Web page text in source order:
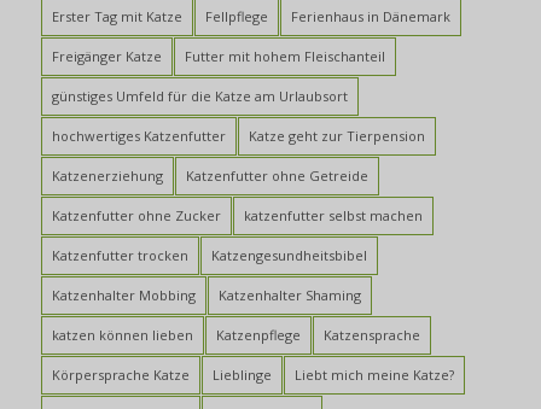
Erster Tag mit Katze Fellpflege Ferienhaus in Dänemark
Freigänger Katze Futter mit hohem Fleischanteil
günstiges Umfeld für die Katze am Urlaubsort
hochwertiges Katzenfutter Katze geht zur Tierpension
Katzenerziehung Katzenfutter ohne Getreide
Katzenfutter ohne Zucker katzenfutter selbst machen
Katzenfutter trocken Katzengesundheitsbibel
Katzenhalter Mobbing Katzenhalter Shaming
katzen können lieben Katzenpflege Katzensprache
Körpersprache Katze Lieblinge Liebt mich meine Katze?